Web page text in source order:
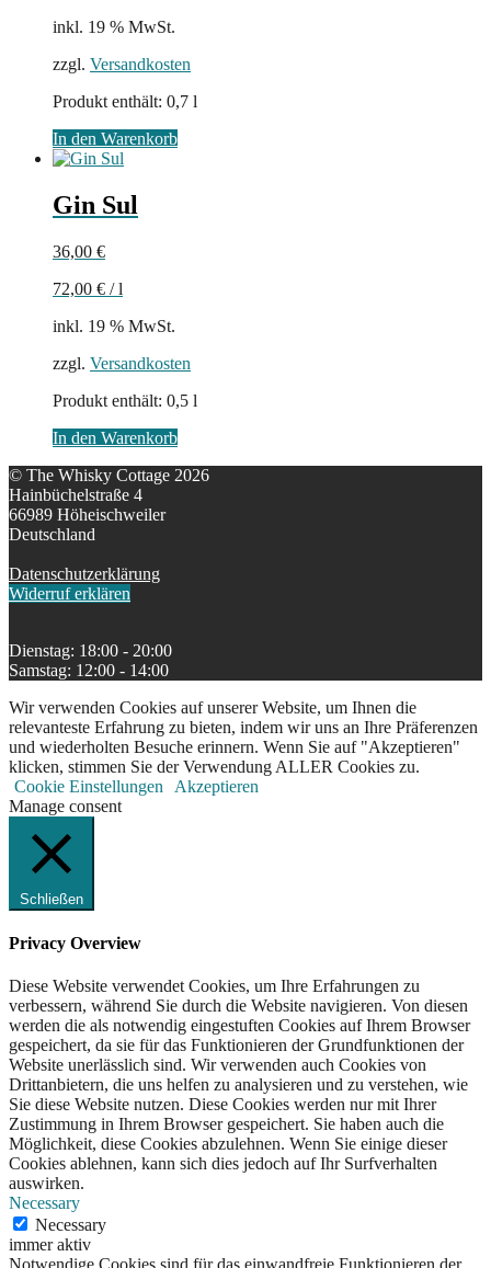
inkl. 19 % MwSt.
zzgl. Versandkosten
Produkt enthält: 0,7 l
In den Warenkorb
Gin Sul
36,00 €
72,00 € /l
inkl. 19 % MwSt.
zzgl. Versandkosten
Produkt enthält: 0,5 l
In den Warenkorb
© The Whisky Cottage 2026
Hainbüchelstraße 4
66989 Höheischweiler
Deutschland
Datenschutzerklärung
Widerruf erklären
Dienstag: 18:00 - 20:00
Samstag: 12:00 - 14:00
Wir verwenden Cookies auf unserer Website, um Ihnen die
relevanteste Erfahrung zu bieten, indem wir uns an Ihre Präferenzen
und wiederholten Besuche erinnern. Wenn Sie auf "Akzeptieren"
klicken, stimmen Sie der Verwendung ALLER Cookies zu.
Cookie Einstellungen
Akzeptieren
Manage consent
Schließen
Privacy Overview
Diese Website verwendet Cookies, um Ihre Erfahrungen zu
verbessern, während Sie durch die Website navigieren. Von diesen
werden die als notwendig eingestuften Cookies auf Ihrem Browser
gespeichert, da sie für das Funktionieren der Grundfunktionen der
Website unerlässlich sind. Wir verwenden auch Cookies von
Drittanbietern, die uns helfen zu analysieren und zu verstehen, wie
Sie diese Website nutzen. Diese Cookies werden nur mit Ihrer
Zustimmung in Ihrem Browser gespeichert. Sie haben auch die
Möglichkeit, diese Cookies abzulehnen. Wenn Sie einige dieser
Cookies ablehnen, kann sich dies jedoch auf Ihr Surfverhalten
auswirken.
Necessary
Necessary
immer aktiv